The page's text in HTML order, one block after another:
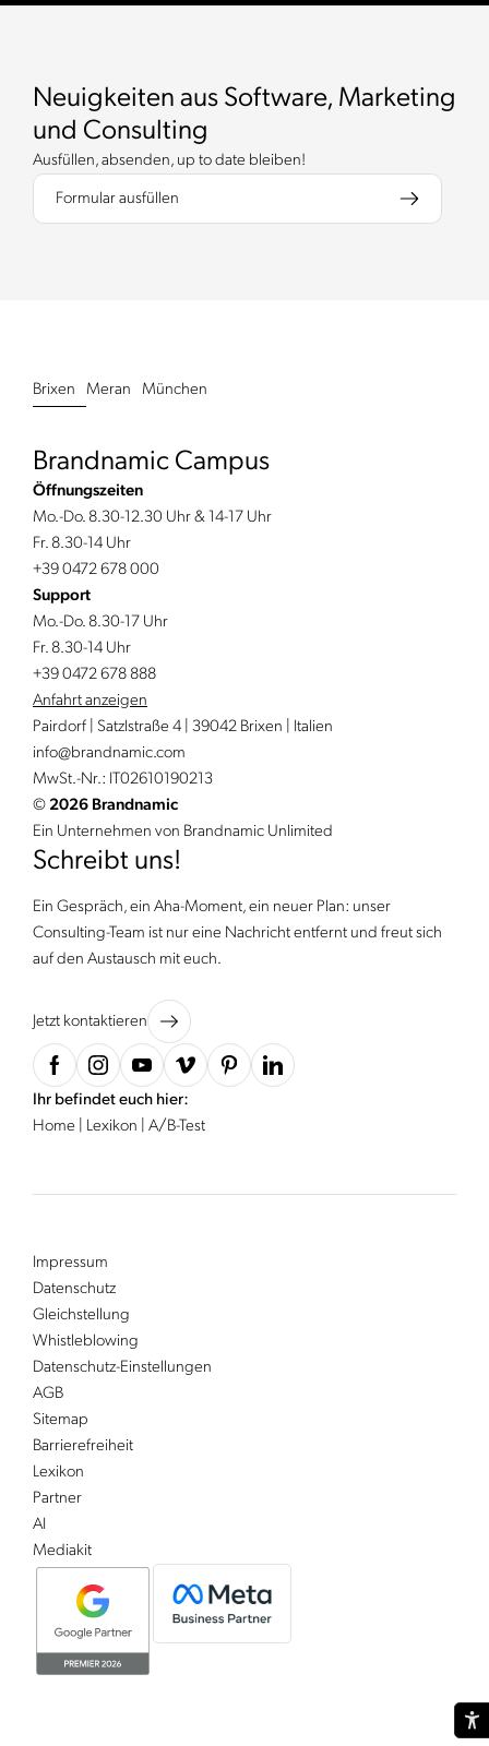
Neuigkeiten aus Software, Marketing
und Consulting
Ausfüllen, absenden, up to date bleiben!
Formular ausfüllen
Brixen Meran München
Brandnamic Campus
Öffnungszeiten
Mo.-Do. 8.30-12.30 Uhr & 14-17 Uhr
Fr. 8.30-14 Uhr
+39 0472 678 000
Support
Mo.-Do. 8.30-17 Uhr
Fr. 8.30-14 Uhr
+39 0472 678 888
Anfahrt anzeigen
Pairdorf | Satzlstraße 4 | 39042 Brixen | Italien
info@brandnamic.com
MwSt.-Nr.: IT02610190213
© 2026 Brandnamic
Ein Unternehmen von Brandnamic Unlimited
Schreibt uns!
Ein Gespräch, ein Aha-Moment, ein neuer Plan: unser
Consulting-Team ist nur eine Nachricht entfernt und freut sich
auf den Austausch mit euch.
Jetzt kontaktieren
Ihr befindet euch hier:
Home
Lexikon A/B-Test
Impressum
Datenschutz
Gleichstellung
Whistleblowing
Datenschutz-Einstellungen
AGB
Sitemap
Barrierefreiheit
Lexikon
Partner
AI
Mediakit